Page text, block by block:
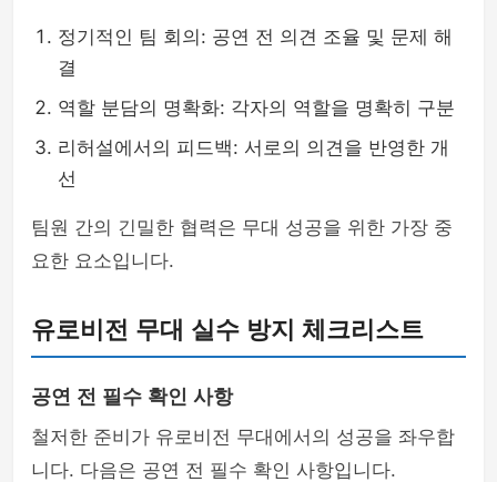
정기적인 팀 회의: 공연 전 의견 조율 및 문제 해
결
역할 분담의 명확화: 각자의 역할을 명확히 구분
리허설에서의 피드백: 서로의 의견을 반영한 개
선
팀원 간의 긴밀한 협력은 무대 성공을 위한 가장 중
요한 요소입니다.
유로비전 무대 실수 방지 체크리스트
공연 전 필수 확인 사항
철저한 준비가 유로비전 무대에서의 성공을 좌우합
니다. 다음은 공연 전 필수 확인 사항입니다.